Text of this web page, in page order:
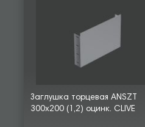
Заглушка торцевая ANSZT
300х200 (1,2) оцинк. CLIVE